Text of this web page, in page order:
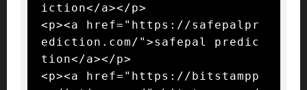
iction</a></p>
<p><a href="https://safepalpr
ediction.com/">safepal predic
tion</a></p>
<p><a href="https://bitstampp